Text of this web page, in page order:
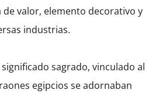
valor, elemento decorativo y
industrias.
sagrado, vinculado al
egipcios se adornaban